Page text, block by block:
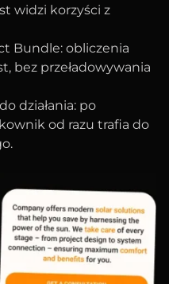
widzi korzyści z
Bundle: obliczenia
bez przeładowywania
działania: po
od razu trafia do